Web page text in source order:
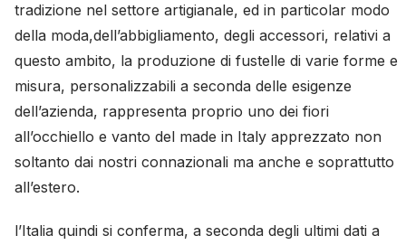
tradizione nel settore artigianale, ed in particolar modo
della moda,dell’abbigliamento, degli accessori, relativi a
questo ambito, la produzione di fustelle di varie forme e
misura, personalizzabili a seconda delle esigenze
dell’azienda, rappresenta proprio uno dei fiori
all’occhiello e vanto del made in Italy apprezzato non
soltanto dai nostri connazionali ma anche e soprattutto
all’estero.
l’Italia quindi si conferma, a seconda degli ultimi dati a